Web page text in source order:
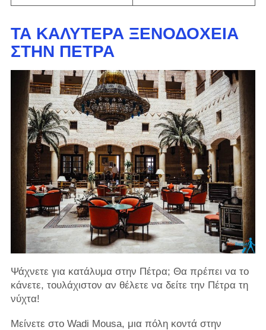
ΤΑ ΚΑΛΎΤΕΡΑ ΞΕΝΟΔΟΧΕΊΑ
ΣΤΗΝ ΠΈΤΡΑ
Ψάχνετε για κατάλυμα στην Πέτρα; Θα πρέπει να το
κάνετε, τουλάχιστον αν θέλετε να δείτε την Πέτρα τη
νύχτα!
Μείνετε στο Wadi Mousa, μια πόλη κοντά στην